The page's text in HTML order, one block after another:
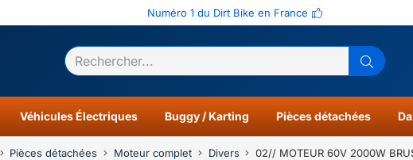
Numéro 1 du Dirt Bike en France
Véhicules Électriques Buggy / Karting Pièces détachées
Pièces détachées Moteur complet Divers 02// MOTEUR 60V 2000W
Résultats 0